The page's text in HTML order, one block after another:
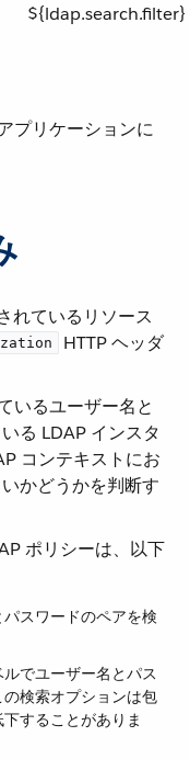
${ldap.search.filter}
プリケーションに
れているリソース
​ HTTP ヘッダ
いるユーザー名と
る LDAP インスタ
コンテキストにお
かどうかを判断す
ポリシーは、以下
スワードのペアを検
でユーザー名とパス
検索オプションは包
することがありま